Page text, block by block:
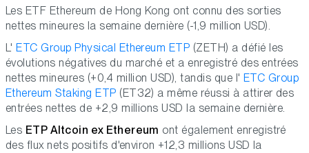
Les ETF Ethereum de Hong Kong ont connu des sorties
nettes mineures la semaine dernière (-1,9 million USD).
L' ETC Group Physical Ethereum ETP (ZETH) a défié les
évolutions négatives du marché et a enregistré des entrées
nettes mineures (+0,4 million USD), tandis que l' ETC Group
Ethereum Staking ETP (ET32) a même réussi à attirer des
entrées nettes de +2,9 millions USD la semaine dernière.
Les ETP Altcoin ex Ethereum ont également enregistré
des flux nets positifs d'environ +12,3 millions USD la